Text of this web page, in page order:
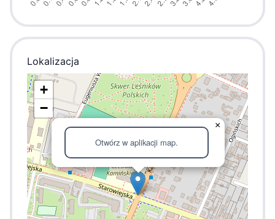
Lokalizacja
Otwórz w aplikacji map.
×
+
−